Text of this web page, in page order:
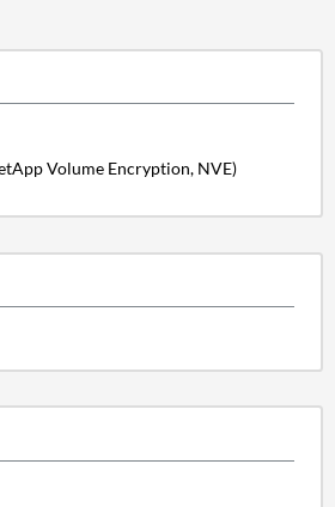
Volume Encryption, NVE)